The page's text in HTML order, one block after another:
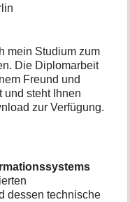
mein Studium zum
Die Diplomarbeit
Freund und
und steht Ihnen
zur Verfügung.
dessen technische